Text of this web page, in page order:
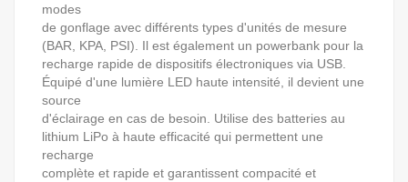
modes
de gonflage avec différents types d'unités de mesure
(BAR, KPA, PSI). Il est également un powerbank pour la
recharge rapide de dispositifs électroniques via USB.
Équipé d'une lumière LED haute intensité, il devient une
source
d'éclairage en cas de besoin. Utilise des batteries au
lithium LiPo à haute efficacité qui permettent une
recharge
complète et rapide et garantissent compacité et